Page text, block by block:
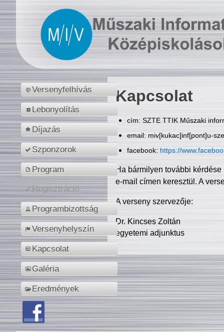
Versenyfelhívás
Lebonyolítás
Díjazás
Szponzorok
Program
Regisztráció
Programbizottság
Versenyhelyszín
Kapcsolat
Galéria
Eredmények
Kapcsolat
cím: SZTE TTIK Műszaki
email: miv[kukac]inf[pont]u-
facebook: https://
Ha bármilyen további
e-mail címen keresztül. A
A verseny szervezője:
Dr. Kincses Zoltán
egyetemi adjunktus